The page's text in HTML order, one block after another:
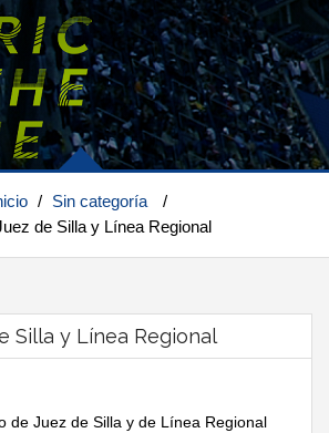
/ Sin categoría
/
de Silla y Línea Regional
Silla y Línea Regional
de Juez de Silla y de Línea Regional